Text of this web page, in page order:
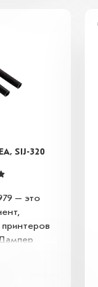
SIJ-320
— это
головки,